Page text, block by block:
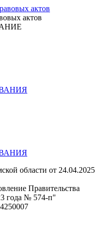
актов
области от 24.04.2025
Правительства
года № 574-п"